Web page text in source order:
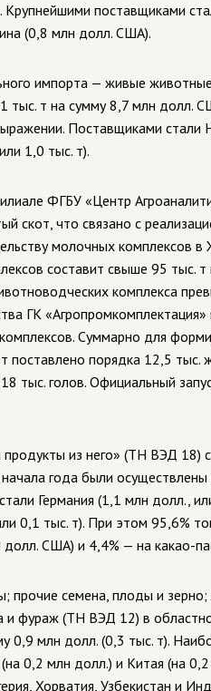
Крупнейшими поставщиками
(0,8 млн долл. США).
импорта — живые
т на сумму 8,7 млн долл.
Поставщиками
1,0 тыс. т).
ФГБУ «Центр
скот, что связано с
молочных комплексов
составит свыше 95 тыс.
комплекса
ГК
Суммарно для
поставлено порядка 12,5
тыс. голов. Официальный
продукты из него» (ТН ВЭД
года были
Германия (1,1 млн долл.,
0,1 тыс. т). При этом 95,6%
США) и 4,4% — на какао-
семена, плоды и зерно;
и фураж (ТН ВЭД 12) в
0,9 млн долл. (0,3 тыс. т).
0,2 млн долл.) и Китая (на
Хорватия, Узбекистан и